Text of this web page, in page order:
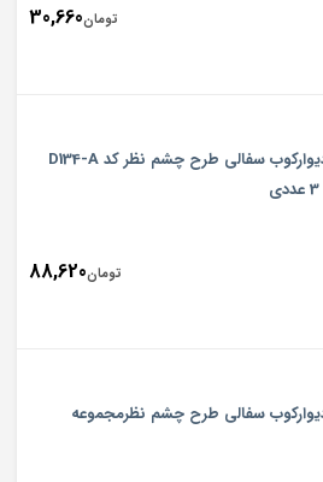
تومان30,660
بشقاب دیوارکوب سفالی طرح چشم نظر کد D134-A
تومان88,620
سفالی طرح چشم نظرمجموعه